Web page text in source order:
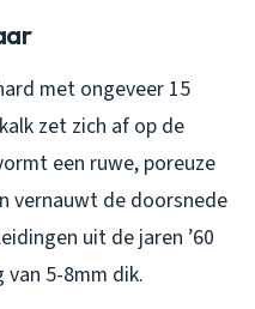
met ongeveer 15
zet zich af op de
een ruwe, poreuze
vernauwt de doorsnede
uit de jaren ’60
5-8mm dik.